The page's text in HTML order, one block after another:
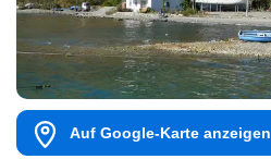
Auf Google-Karte anzeigen